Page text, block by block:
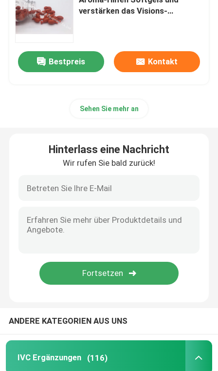
Glucosamin-Ergänzungen
Vitamin- Cergänzung
Kräuternahrungsmittelergänzung
Kaubares Softgels
Nervensystem-Ergänzungen
verstärken das Visions-
Bestpreis Kontakt
Sehen Sie mehr an
Hinterlass eine Nachricht
Wir rufen Sie bald zurück!
ANDERE KATEGORIEN AUS UNS
IVC Ergänzungen (116)